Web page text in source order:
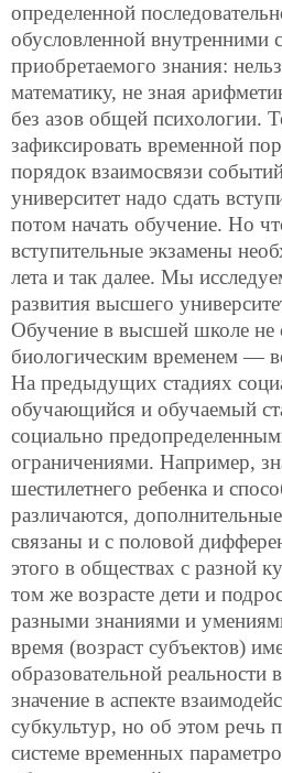
определенной
обусловленной внутренними
приобретаемого знания:
математику, не зная
без азов общей психологии.
зафиксировать временной
порядок взаимосвязи
университет надо сдать
потом начать обучение. Но
вступительные экзамены
лета и так далее. Мы
развития высшего
Обучение в высшей школе не
биологическим временем —
На предыдущих стадиях
обучающийся и обучаемый
социально
ограничениями. Например,
шестилетнего ребенка и
различаются,
связаны и с половой
этого в обществах с разной
том же возрасте дети и
разными знаниями и
время (возраст субъектов)
образовательной
значение в аспекте
субкультур, но об этом речь
системе временных